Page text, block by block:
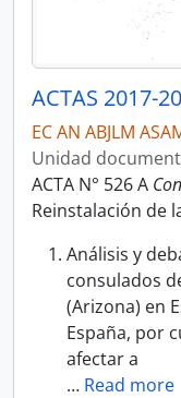
ACTAS 2017-
EC AN ABJLM
Unidad
ACTA N° 526 A
Reinstalación de
Análisis y
consulados
(Arizona) en
España, por
afectar a
… Read more